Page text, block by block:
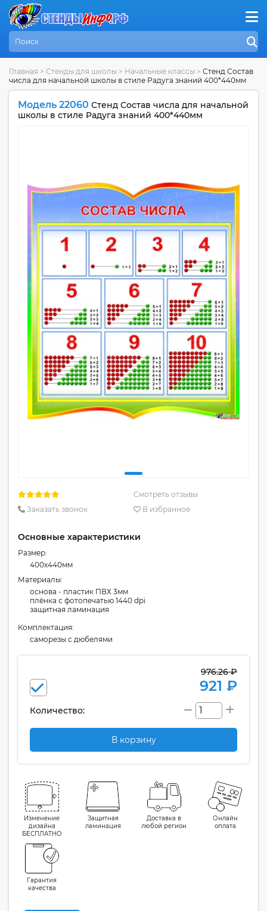
Главная > Стенды для школы > Начальные классы > Стенд Состав
числа для начальной школы в стиле Радуга знаний 400*440мм
Модель 22060 Стенд Состав числа для начальной
школы в стиле Радуга знаний 400*440мм
Смотреть отзывы
Заказать звонок
В избранное
Основные характеристики
Размер:
400x440мм
Материалы:
основа - пластик ПВХ 3мм
плёнка с фотопечатью 1440 dpi
защитная ламинация
Комплектация:
cаморезы с дюбелями
976.26 ₽
921 ₽
Количество:
В корзину
Изменение
дизайна
БЕСПЛАТНО
Защитная
ламинация
Доставка в
любой регион
Онлайн
оплата
Гарантия
качества